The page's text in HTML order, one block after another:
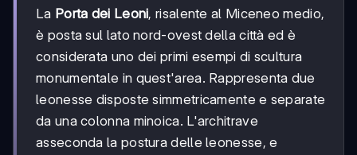
La Porta dei Leoni, risalente al Miceneo medio,
è posta sul lato nord-ovest della città ed è
considerata uno dei primi esempi di scultura
monumentale in quest'area. Rappresenta due
leonesse disposte simmetricamente e separate
da una colonna minoica. L'architrave
asseconda la postura delle leonesse, e